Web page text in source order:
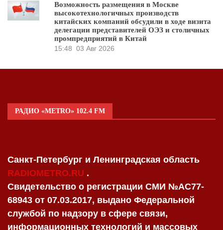
Возможность размещения в Москве
высокотехнологичных производств
китайских компаний обсудили в ходе визита
делегации представителей ОЭЗ и столичных
промпредприятий в Китай
15:48 03 Авг 2026
РАДИО «METRO» 102.4 FM
Санкт-Петербург и Ленинградская область
RADIOMETRO.RU .
Свидетельство о регистрации СМИ №AC77-
68943 от 07.03.2017, выдано Федеральной
службой по надзору в сфере связи,
информационных технологий и массовых